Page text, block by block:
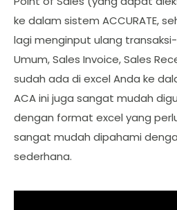
ke dalam sistem ACCURATE,
lagi menginput ulang
Umum, Sales Invoice, Sales
sudah ada di excel Anda ke
ACA ini juga sangat mudah
dengan format excel yang
sangat mudah dipahami
sederhana.